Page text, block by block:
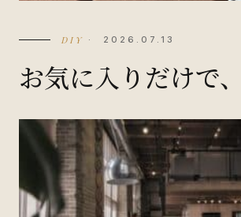
DIY · 2026.07.13
お気に入りだけで